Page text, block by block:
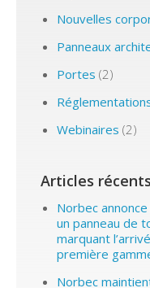
Nouvelles
Panneaux
Portes (2)
Webinaires (2)
Articles récents
Norbec
un panneau de
marquant
première
Norbec